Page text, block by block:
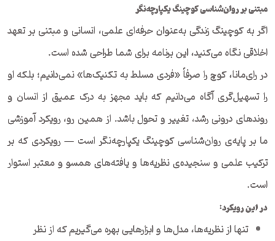
مبتنی بر روان‌شناسی کوچینگ یکپارچه‌نگر
اگر به کوچینگ زندگی به‌عنوان حرفه‌ای علمی، انسانی و مبتنی بر تعهد
اخلاقی نگاه می‌کنید، این برنامه برای شما طراحی شده است.
در رای‌مانا، کوچ را صرفاً «فردی مسلط به تکنیک‌ها» نمی‌دانیم؛ بلکه او
را تسهیل‌گری آگاه می‌دانیم که باید مجهز به درک عمیق از انسان و
روندهای درونی رشد، تغییر و تحول باشد. از همین رو، رویکرد آموزشی
ما بر پایه‌ی روان‌شناسی کوچینگ یکپارچه‌نگر است — رویکردی که بر
ترکیب علمی و سنجیده‌ی نظریه‌ها و یافته‌های همسو و معتبر استوار
است.
در این رویکرد:
تنها از نظریه‌ها، مدل‌ها و ابزارهایی بهره می‌گیریم که از نظر